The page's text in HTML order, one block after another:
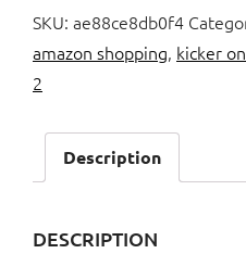
SKU: ae88ce8db0f4
amazon shopping, kicker
2
Description
DESCRIPTION